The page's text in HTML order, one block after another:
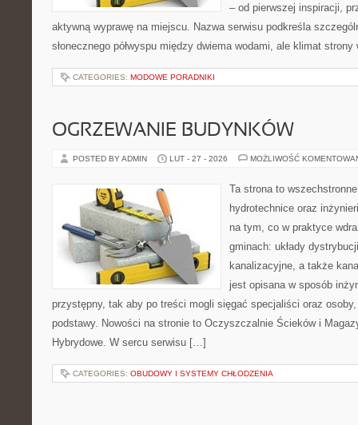
– od pierwszej inspiracji,
aktywną wyprawę na miejscu. Nazwa serwisu podkreśla
słonecznego półwyspu między dwiema wodami, ale klimat
CATEGORIES: MODOWE PORADNIKI
OGRZEWANIE BUDYNKÓW
POSTED BY ADMIN LUT - 27 - 2026 MOŻLIWOŚĆ
Ta strona to
hydrotechnice oraz
na tym, co w praktyce
gminach: układy
kanalizacyjne, a także
jest opisana w sposób
przystępny, tak aby po treści mogli sięgać specjaliści oraz
podstawy. Nowości na stronie to Oczyszczalnie Ścieków i
Hybrydowe. W sercu serwisu […]
CATEGORIES: OBUDOWY I SYSTEMY CHŁODZENIA